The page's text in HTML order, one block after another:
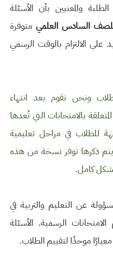
الطلبة والمعنيين بأن الأسئلة
السادس العلمي متوفرة
على الالتزام بالوقت الرسمي
ونحن نقوم بعد انتهاء
بالامتحانات التي تُعدها
للطلاب في مراحل تعليمية
ذكرها توفر نسخة من هذه
بشكل كامل.
عن التعليم والتربية في
الرسمية. الأسئلة
موحدًا لتقييم الطلاب.